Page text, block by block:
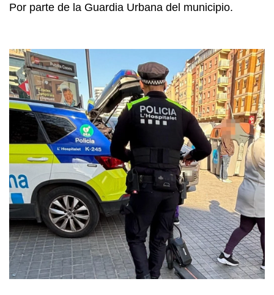
Por parte de la Guardia Urbana del municipio.